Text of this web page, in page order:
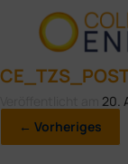
20.
← Vorheriges